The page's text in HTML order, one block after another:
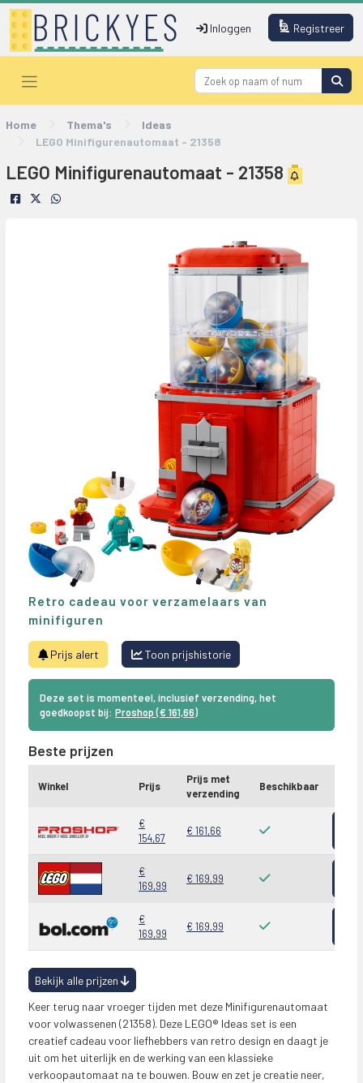
Inloggen Registreer
Home Thema's
Ideas
LEGO Minifigurenautomaat - 21358
LEGO Minifigurenautomaat - 21358
Retro cadeau voor verzamelaars van
minifiguren
Prijs alert Toon prijshistorie
Deze set is momenteel, inclusief verzending, het
goedkoopst bij: Proshop (€ 161,66)
Beste prijzen
Winkel Prijs
Prijs met
verzending
Beschikbaar
€
154,67
€ 161,66
€
169,99
€ 169,99
€
169,99
€ 169,99
Bekijk alle prijzen
Keer terug naar vroeger tijden met deze Minifigurenautomaat
voor volwassenen (21358). Deze LEGO® Ideas set is een
creatief cadeau voor liefhebbers van retro design en daagt je
uit om het uiterlijk en de werking van een klassieke
verkoopautomaat na te bouwen. Bouw en zet je creatie neer,